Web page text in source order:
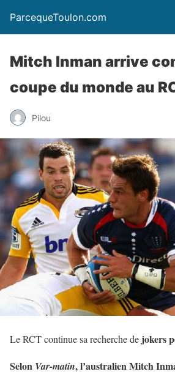
ParcequeToulon.com
Mitch Inman arrive
coupe du monde au
Pilou
Le RCT continue sa recherche de jokers
Selon Var-matin, l’australien Mitch